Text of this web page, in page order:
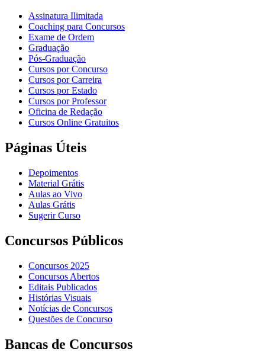
Assinatura Ilimitada
Coaching para Concursos
Exame de Ordem
Graduação
Pós-Graduação
Cursos por Concurso
Cursos por Carreira
Cursos por Estado
Cursos por Professor
Oficina de Redação
Cursos Online Gratuitos
Páginas Úteis
Depoimentos
Material Grátis
Aulas ao Vivo
Aulas Grátis
Sugerir Curso
Concursos Públicos
Concursos 2025
Concursos Abertos
Editais Publicados
Histórias Visuais
Notícias de Concursos
Questões de Concurso
Bancas de Concursos